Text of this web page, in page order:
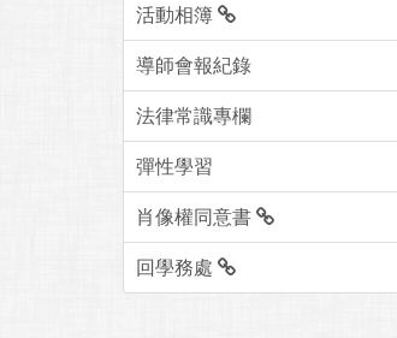
活動相簿
導師會報紀錄
法律常識專欄
彈性學習
肖像權同意書
回學務處